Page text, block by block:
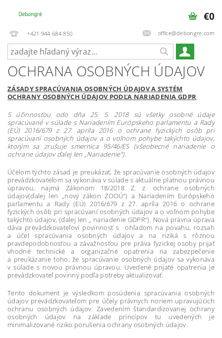
+421 944 684 850 office@debongre.com
€0
OCHRANA OSOBNÝCH ÚDAJOV
ZÁSADY SPRACÚVANIA OSOBNÝCH ÚDAJOV A SYSTÉM
OCHRANY OSOBNÝCH ÚDAJOV PODĽA NARIADENIA GDPR
S účinnosťou odo dňa 25. 5. 2018 sú všetky osobné údaje
spracúvané v súlade s Nariadením Európskeho parlamentu a Rady
(EÚ) 2016/679 z 27. apríla 2016 o ochrane fyzických osôb pri
spracúvaní osobných údajov a o voľnom pohybe takýchto údajov,
ktorým sa zrušuje smernica 95/46/ES (všeobecné nariadenie o
ochrane údajov ďalej len „Nariadenie“).
Účelom týchto zásad je preukázať, že spracúvanie osobných údajov
prevádzkovateľom sa vykonáva v súlade s aktuálne platnou právnou
úpravou, najmä Zákonom 18/2018 Z. z. ochrane osobných
údajov(ďalej len „nový zákon ZOOÚ“) a Nariadením Európskeho
parlamentu a Rady (EÚ) 2016/679 z 27. apríla 2016 o ochrane
fyzických osôb pri spracúvaní osobných údajov a o voľnom pohybe
takýchto údajov, (ďalej len „ nariadenie GDPR“). Nová právna úprava
dáva prevádzkovateľovi povinnosť s ohľadom na povahu, rozsah
a účel spracúvania osobných údajov a na riziká s rôznou
pravdepodobnosťou a závažnosťou pre práva fyzickej osoby prijať
vhodné technické a organizačné opatrenia na zabezpečenie
a preukázanie toho, že spracúvanie osobných údajov sa vykonáva
v súlade s novou právnou úpravou. Uvedené prijaté opatrenia je
prevádzkovateľ povinný podľa potreby aktualizovať.
Tento dokument je výsledkom posúdenia spracúvania osobných
údajov prevádzkovateľom pre účely právnych noriem upravujúcich
ochranu osobných údajov. Zavedením štandardizovanej ochrany
osobných údajov na základe princípov tu uvedených je
minimalizované riziko porušenia ochrany osobných údajov.